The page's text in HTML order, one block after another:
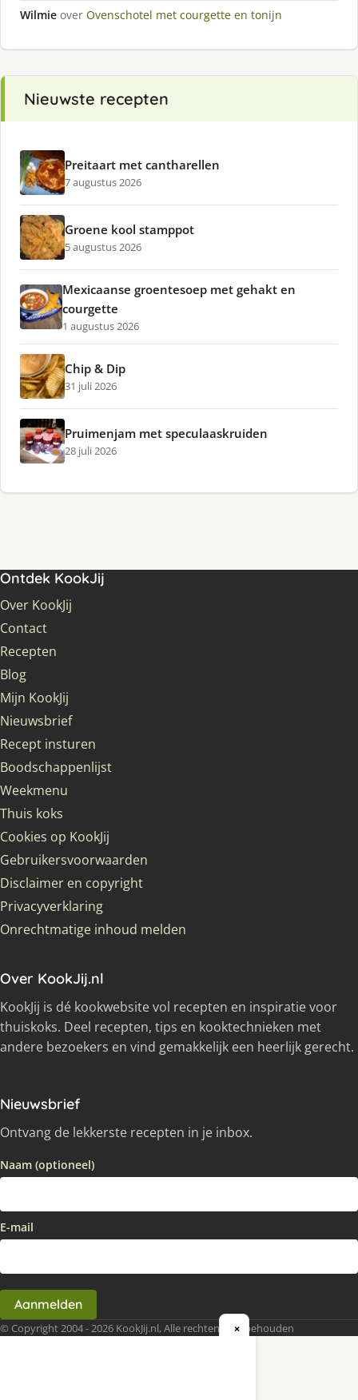
Wilmie over Ovenschotel met courgette en tonijn
Nieuwste recepten
Preitaart met cantharellen
7 augustus 2026
Groene kool stamppot
5 augustus 2026
Mexicaanse groentesoep met gehakt en
courgette
1 augustus 2026
Chip & Dip
31 juli 2026
Pruimenjam met speculaaskruiden
28 juli 2026
Ontdek KookJij
Over KookJij
Contact
Recepten
Blog
Mijn KookJij
Nieuwsbrief
Recept insturen
Boodschappenlijst
Weekmenu
Thuis koks
Cookies op KookJij
Gebruikersvoorwaarden
Disclaimer en copyright
Privacyverklaring
Onrechtmatige inhoud melden
Over KookJij.nl
KookJij is dé kookwebsite vol recepten en inspiratie voor
thuiskoks. Deel recepten, tips en kooktechnieken met
andere bezoekers en vind gemakkelijk een heerlijk gerecht.
Nieuwsbrief
Ontvang de lekkerste recepten in je inbox.
Naam (optioneel)
E-mail
Aanmelden
© Copyright 2004 - 2026 KookJij.nl, Alle rechten voorbehouden
×